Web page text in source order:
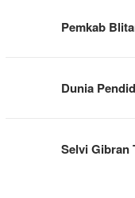
Pemkab
Dunia
Selvi Gibran